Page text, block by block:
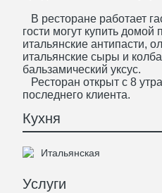
В ресторане работает
гости могут купить домой
итальянские антипасти,
итальянские сыры и
бальзамический уксус.
Ресторан открыт с 8
последнего клиента.
Кухня
Итальянская
Услуги